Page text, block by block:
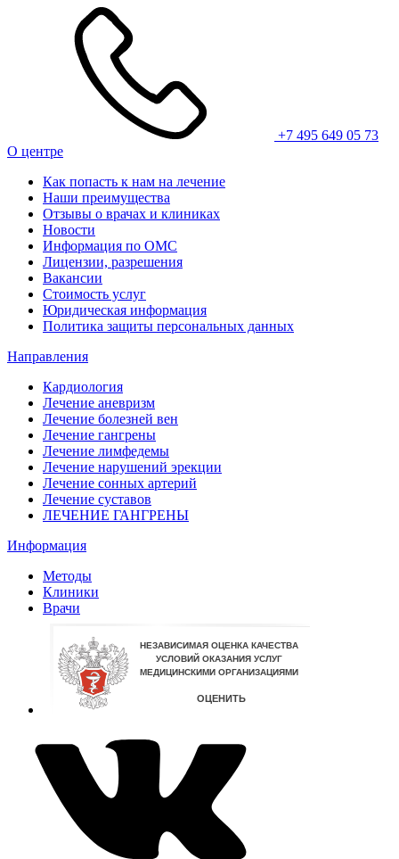
+7 495 649 05 73
О центре
Как попасть к нам на лечение
Наши преимущества
Отзывы о врачах и клиниках
Новости
Информация по ОМС
Лицензии, разрешения
Вакансии
Стоимость услуг
Юридическая информация
Политика защиты персональных данных
Направления
Кардиология
Лечение аневризм
Лечение болезней вен
Лечение гангрены
Лечение лимфедемы
Лечение нарушений эрекции
Лечение сонных артерий
Лечение суставов
ЛЕЧЕНИЕ ГАНГРЕНЫ
Информация
Методы
Клиники
Врачи